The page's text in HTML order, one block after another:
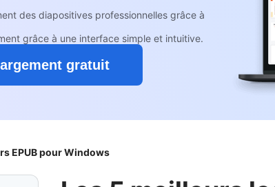
des diapositives professionnelles grâce à
grâce à une interface simple et intuitive.
gratuit
EPUB pour Windows